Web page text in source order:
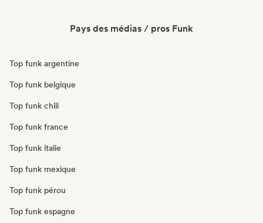
Pays des médias / pros Funk
Top funk argentine
Top funk belgique
Top funk chili
Top funk france
Top funk italie
Top funk mexique
Top funk pérou
Top funk espagne